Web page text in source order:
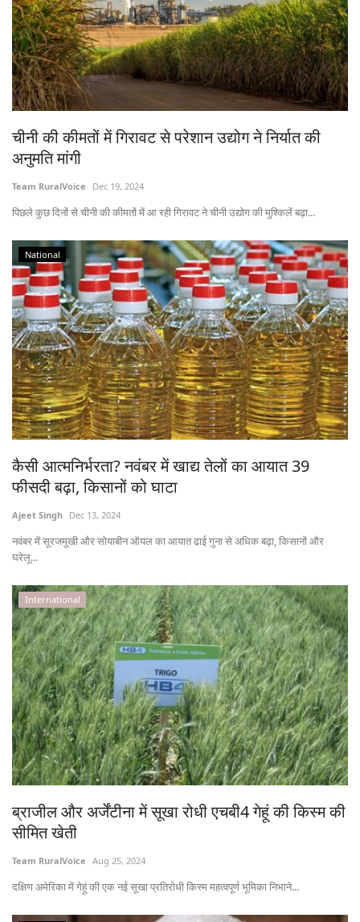
चीनी की कीमतों में गिरावट से परेशान उद्योग ने निर्यात की
अनुमति मांगी
Team RuralVoice Dec 19, 2024
पिछले कुछ दिनों से चीनी की कीमतों में आ रही गिरावट ने चीनी उद्योग की मुश्किलें बढ़ा...
National
कैसी आत्मनिर्भरता? नवंबर में खाद्य तेलों का आयात 39
फीसदी बढ़ा, किसानों को घाटा
Ajeet Singh Dec 13, 2024
नवंबर में सूरजमुखी और सोयाबीन ऑयल का आयात ढाई गुना से अधिक बढ़ा, किसानों और
घरेलू...
International
ब्राजील और अर्जेंटीना में सूखा रोधी एचबी4 गेहूं की किस्म की
सीमित खेती
Team RuralVoice Aug 25, 2024
दक्षिण अमेरिका में गेहूं की एक नई सूखा प्रतिरोधी किस्म महत्वपूर्ण भूमिका निभाने...